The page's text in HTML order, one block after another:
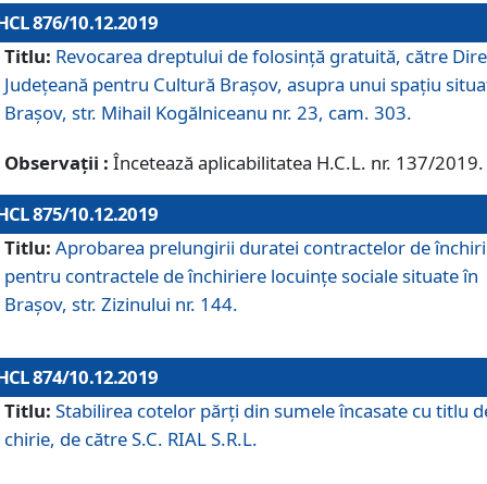
876/10.12.2019
Titlu: Revocarea dreptului de folosinţă gratuită, către
Judeţeană pentru Cultură Braşov, asupra unui spaţiu
Braşov, str. Mihail Kogălniceanu nr. 23, cam. 303.
Observații : Încetează aplicabilitatea H.C.L. nr. 137/2019.
875/10.12.2019
Titlu: Aprobarea prelungirii duratei contractelor de
pentru contractele de închiriere locuinţe sociale situate în
Braşov, str. Zizinului nr. 144.
874/10.12.2019
Titlu: Stabilirea cotelor părți din sumele încasate cu titlu
chirie, de către S.C. RIAL S.R.L.